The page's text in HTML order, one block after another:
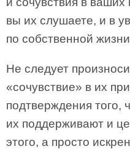
вы их слушаете, и в
по собственной
Не следует
«сочувствие» в их
подтверждения того,
их поддерживают и
этого, а просто